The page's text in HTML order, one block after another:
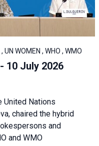
WOMEN , WHO , WMO
10 July 2026
United Nations
chaired the hybrid
and
and WMO